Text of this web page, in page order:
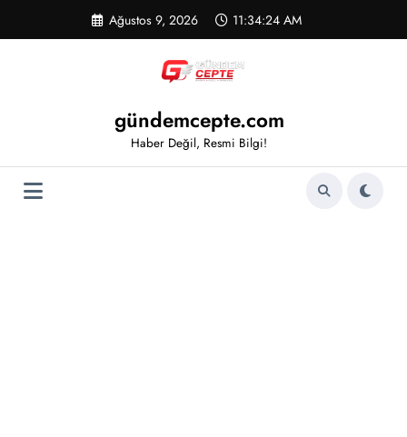
Ağustos 9, 2026 11:34:24 AM
gündemcepte.com
Haber Değil, Resmi Bilgi!